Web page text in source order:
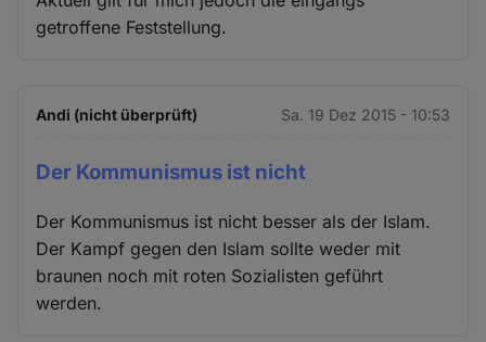
getroffene Feststellung.
Andi (nicht überprüft) Sa. 19 Dez 2015 - 10:53
Der Kommunismus ist nicht
Der Kommunismus ist nicht besser als der Islam.
Der Kampf gegen den Islam sollte weder mit
braunen noch mit roten Sozialisten geführt
werden.